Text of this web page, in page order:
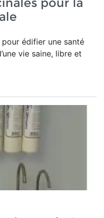
édifier une santé
vie saine, libre et